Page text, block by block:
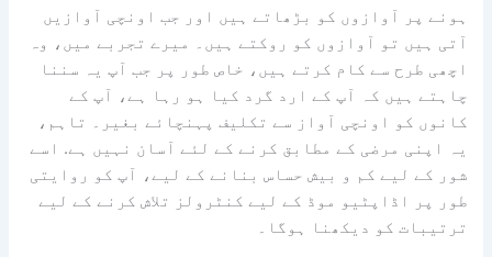
ہونے پر آوازوں کو بڑھاتے ہیں اور جب اونچی آوازیں
آتی ہیں تو آوازوں کو روکتے ہیں۔ میرے تجربے میں، وہ
اچھی طرح سے کام کرتے ہیں، خاص طور پر جب آپ یہ سننا
چاہتے ہیں کہ آپ کے ارد گرد کیا ہو رہا ہے، آپ کے
کانوں کو اونچی آواز سے تکلیف پہنچائے بغیر۔ تاہم،
یہ اپنی مرضی کے مطابق کرنے کے لئے آسان نہیں ہے. اسے
شور کے لیے کم و بیش حساس بنانے کے لیے، آپ کو روایتی
طور پر اڈاپٹیو موڈ کے لیے کنٹرولز تلاش کرنے کے لیے
ترتیبات کو دیکھنا ہوگا۔